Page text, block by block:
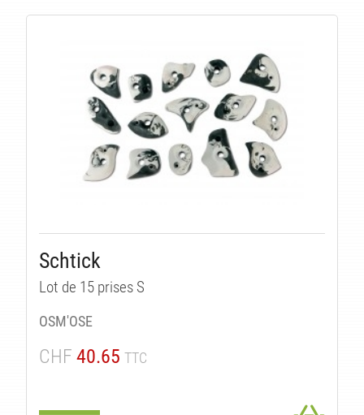
Schtick
Lot de 15 prises S
OSM'OSE
CHF 40.65 TTC